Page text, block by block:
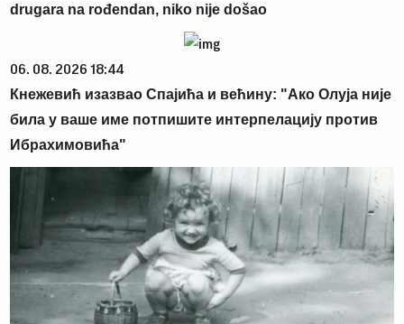
drugara na rođendan, niko nije došao
06. 08. 2026 18:44
Кнежевић изазвао Спајића и већину: "Ако Олуја није
била у ваше име потпишите интерпелацију против
Ибрахимовића"